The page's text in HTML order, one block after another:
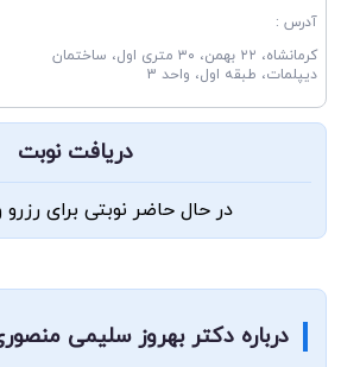
آدرس :
کرمانشاه، ۲۲ بهمن، ۳۰ متری اول، ساختمان
دیپلمات، طبقه اول، واحد 3
دریافت نوبت
در حال حاضر نوبتی برای رزرو
درباره دکتر بهروز سلیمی